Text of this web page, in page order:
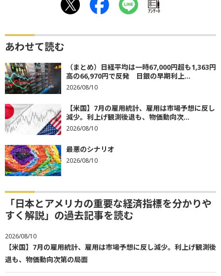
ｱﾝｹｰﾄ
あわせて読む
（まとめ）日経平均は一時67,000円超も1,363円
高の66,970円で反発 日銀の早期利上...
2026/08/10
【米国】7月の雇用統計、雇用は市場予想に反し
減少。利上げ観測後退も、物価動向次...
2026/08/10
最悪のシナリオ
2026/08/10
「日本とアメリカの重要な経済指標を分かりや
すく解説」の過去記事を読む
2026/08/10
【米国】7月の雇用統計、雇用は市場予想に反し減少。利上げ観測後
退も、物価動向次第の局面